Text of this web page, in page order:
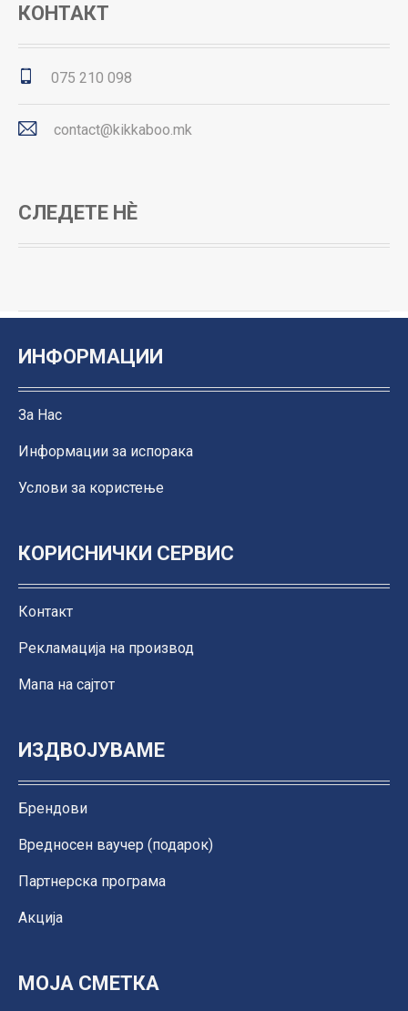
КОНТАКТ
075 210 098
contact@kikkaboo.mk
СЛЕДЕТЕ НЀ
ИНФОРМАЦИИ
За Нас
Информации за испорака
Услови за користење
КОРИСНИЧКИ СЕРВИС
Контакт
Рекламација на производ
Мапа на сајтот
ИЗДВОЈУВАМЕ
Брендови
Вредносен ваучер (подарок)
Партнерска програма
Акција
МОЈА СМЕТКА